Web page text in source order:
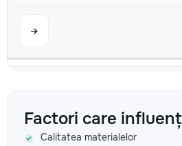
→
400
600
Factori care
Calitatea materialelor